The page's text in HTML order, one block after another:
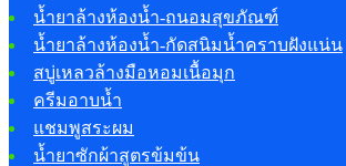
น้ำยาล้างห้องน้ำ-ถนอมสุขภัณฑ์
น้ำยาล้างห้องน้ำ-กัดสนิมน้ำคราบฝังแน่น
สบู่เหลวล้างมือหอมเนื้อมุก
ครีมอาบน้ำ
แชมพูสระผม
น้ำยาซักผ้าสูตรข้มข้น